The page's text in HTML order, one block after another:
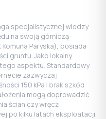
specjalistycznej wiedzy
na swoją górniczą
Komuna Paryska), posiada
gruntu. Jako lokalny
aspektu. Standardowy
zazwyczaj
150 kPa i brak szkód
mogą doprowadzić
ścian czy wręcz
po kilku latach eksploatacji.